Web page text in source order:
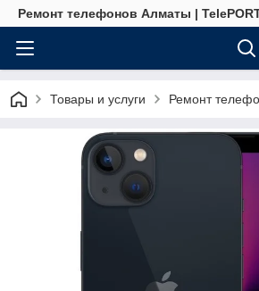
Ремонт телефонов Алматы |
Товары и услуги Ремонт